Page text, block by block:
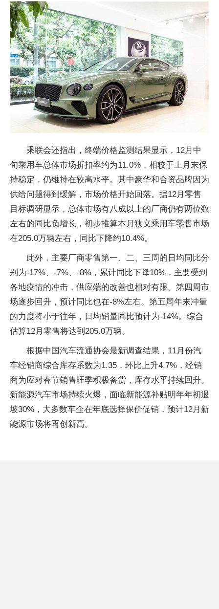
乘联会还指出，终端价格监测结果显示，12月中
旬乘用车总体市场折扣率约为11.0%，相较于上月末保
持稳定，仍维持在较高水平。其中豪华和合资品牌因为
供给问题得到缓解，市场价格开始回落。据12月零售
目标调研显示，总体市场有八成以上的厂商仍有两位数
左右的同比负增长，初步推算本月狭义乘用车零售市场
在205.0万辆左右，同比下降约10.4%。
此外，主要厂商零售第一、二、三周的日均同比分
别为-17%、-7%、-8%，累计同比下降10%，主要受到
各地疫情的冲击，供应端的改善也相对有限。第四周市
场逐步回升，预计同比也在-8%左右。第五周年末冲量
的力度将小于往年，日均销量同比预计为-14%。综合
估算12月零售将达到205.0万辆。
根据中国汽车流通协会最新调查结果，11月份汽
车经销商综合库存系数为1.35，环比上升4.7%，经销
商为应对春节销售旺季积极备货，库存水平持续回升。
新能源汽车市场持续火爆，面临新能源补贴明年年初退
坡30%，大多数车企在年底选择保价促销，预计12月新
能源市场将再创新高。